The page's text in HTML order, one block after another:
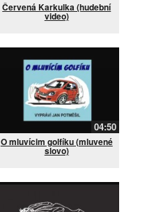
Červená Karkulka (hudební
video)
04:50
O mluvícim golfíku (mluvené
slovo)